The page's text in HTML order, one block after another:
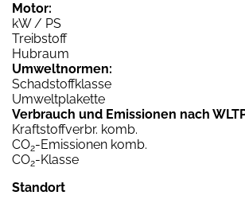
Motor:
kW / PS
Treibstoff
Hubraum
Umweltnormen:
Schadstoffklasse
Umweltplakette
Verbrauch und Emissionen nach
Kraftstoffverbr. komb.
CO2-Emissionen komb.
CO2-Klasse
Standort